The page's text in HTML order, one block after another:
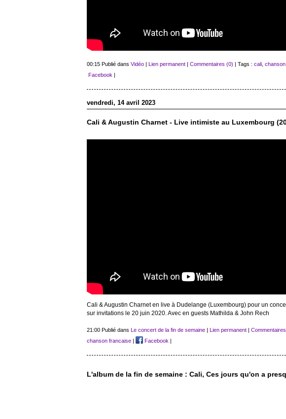
00:15 Publié dans Vidéo| Lien permanent| Commentaires (0) | Tags : cali, chanson,
Facebook |
vendredi, 14 avril 2023
Cali & Augustin Charnet - Live intimiste au Luxembourg
Cali & Augustin Charnet en live à Dudelange (Luxembourg) pour un
sur invitations le 20 juin 2020. Avec en guests Mathilda & John Rech
21:00 Publié dans Le concert de la fin de semaine| Lien permanent|
chanson francaise| Facebook |
L'album de la fin de semaine : Cali, Ces jours qu'on a